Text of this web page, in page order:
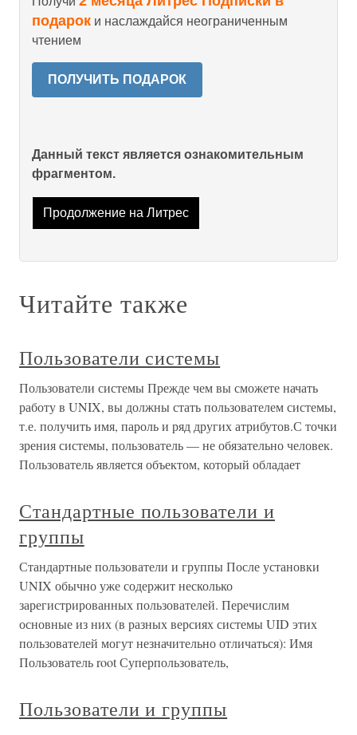
подарок и наслаждайся неограниченным
чтением
ПОЛУЧИТЬ ПОДАРОК
Данный текст является ознакомительным
фрагментом.
Продолжение на Литрес
Читайте также
Пользователи системы
Пользователи системы Прежде чем вы сможете начать
работу в UNIX, вы должны стать пользователем системы,
т.е. получить имя, пароль и ряд других атрибутов.С точки
зрения системы, пользователь — не обязательно человек.
Пользователь является объектом, который обладает
Стандартные пользователи и
группы
Стандартные пользователи и группы После установки
UNIX обычно уже содержит несколько
зарегистрированных пользователей. Перечислим
основные из них (в разных версиях системы UID этих
пользователей могут незначительно отличаться): Имя
Пользователь root Суперпользователь,
Пользователи и группы